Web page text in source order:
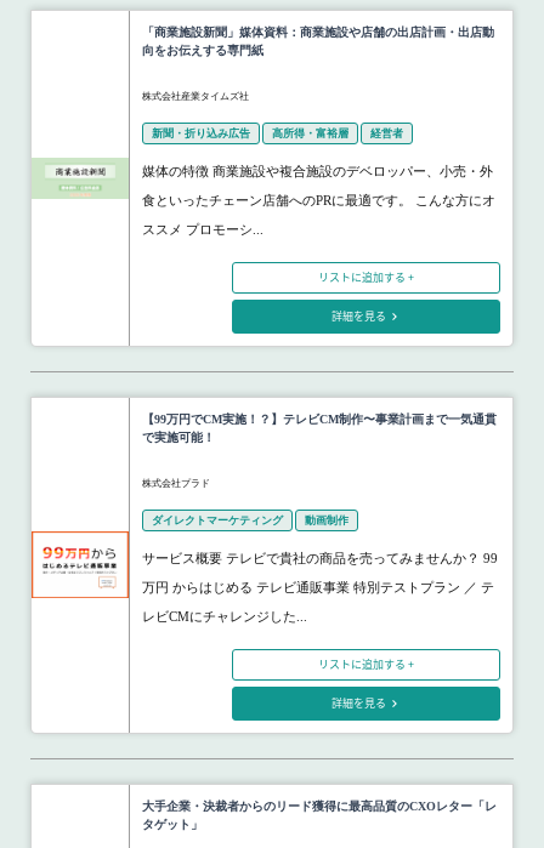
「商業施設新聞」媒体資料：商業施設や店舗の出店計画・出店動
向をお伝えする専門紙
株式会社産業タイムズ社
新聞・折り込み広告 高所得・富裕層 経営者
媒体の特徴 商業施設や複合施設のデベロッパー、小売・外
食といったチェーン店舗へのPRに最適です。 こんな方にオ
ススメ プロモーシ...
リストに追加する +
詳細を見る
【99万円でCM実施！？】テレビCM制作〜事業計画まで一気通貫
で実施可能！
株式会社プラド
ダイレクトマーケティング 動画制作
サービス概要 テレビで貴社の商品を売ってみませんか？ 99
万円 からはじめる テレビ通販事業 特別テストプラン ／ テ
レビCMにチャレンジした...
リストに追加する +
詳細を見る
大手企業・決裁者からのリード獲得に最高品質のCXOレター「レ
タゲット」